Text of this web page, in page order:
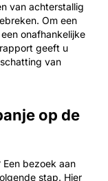
van achterstallig
Om een
onafhankelijke
geeft u
van
op de
Een bezoek aan
stap. Hier